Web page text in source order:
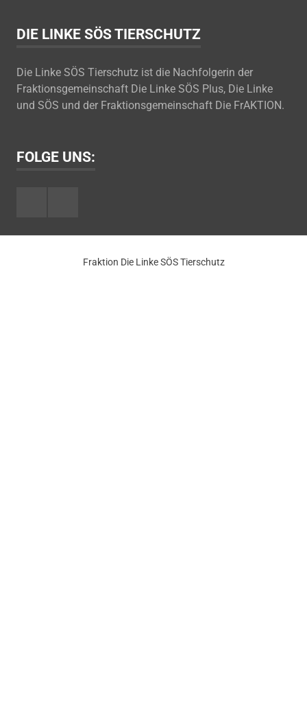
DIE LINKE SÖS TIERSCHUTZ
Die Linke SÖS Tierschutz ist die Nachfolgerin der
Fraktionsgemeinschaft Die Linke SÖS Plus, Die Linke
und SÖS und der Fraktionsgemeinschaft Die FrAKTION.
FOLGE UNS:
Fraktion Die Linke SÖS Tierschutz